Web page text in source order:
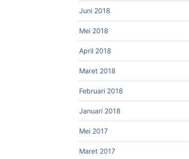
Juni 2018
Mei 2018
April 2018
Maret 2018
Februari 2018
Januari 2018
Mei 2017
Maret 2017